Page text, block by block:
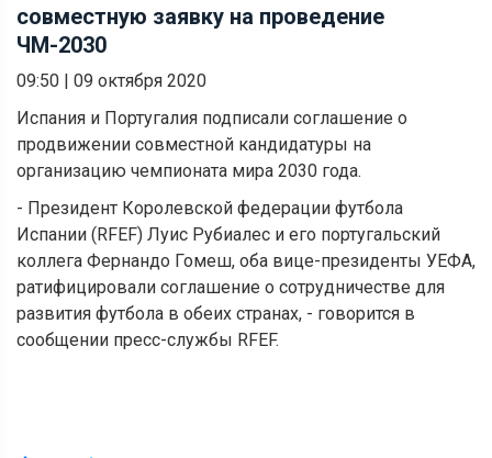
совместную заявку на проведение
ЧМ-2030
09:50 | 09 октября 2020
Испания и Португалия подписали соглашение о
продвижении совместной кандидатуры на
организацию чемпионата мира 2030 года.
- Президент Королевской федерации футбола
Испании (RFEF) Луис Рубиалес и его португальский
коллега Фернандо Гомеш, оба вице-президенты УЕФА,
ратифицировали соглашение о сотрудничестве для
развития футбола в обеих странах, - говорится в
сообщении пресс-службы RFEF.